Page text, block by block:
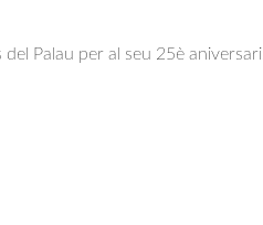
Palau per al seu 25è aniversari.